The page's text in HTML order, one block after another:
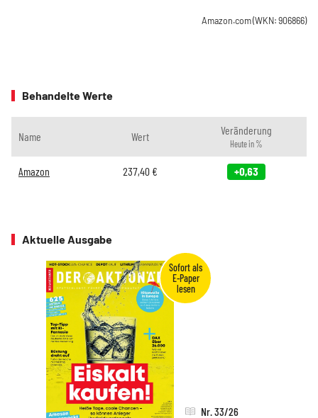
Amazon.com(WKN: 906866)
Behandelte Werte
Name Wert Veränderung
Heute in %
Amazon 237,40 € +0,63
Aktuelle Ausgabe
Nr. 33/26